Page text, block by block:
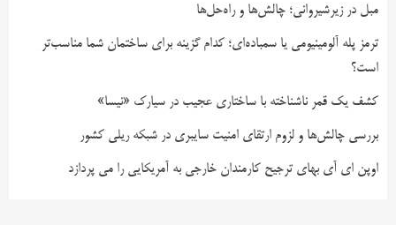
مبل در زیرشیروانی؛ چالش‌ها و راه‌حل‌ها
ترمز پله آلومینیومی یا سمباده‌ای؛ کدام گزینه برای ساختمان شما مناسب‌تر
است؟
کشف یک قمر ناشناخته با ساختاری عجیب در سیارک «نیسا»
بررسی چالش‌ها و لزوم ارتقای امنیت سایبری در شبکه ریلی کشور
اوپن ای آی بهای ترجیح کارمندان خارجی به آمریکایی را می پردازد